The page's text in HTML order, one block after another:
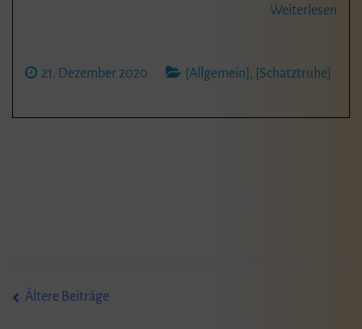
Weiterlesen
21. Dezember 2020 [Allgemein] , [Schatztruhe]
Beitragsnavigation
Ältere Beiträge